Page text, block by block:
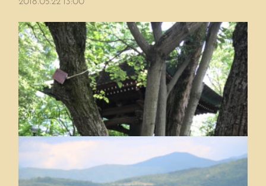
2017.08.21 13:00